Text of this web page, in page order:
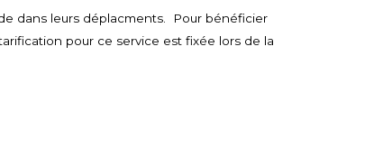
dans leurs déplacments. Pour bénéficier
pour ce service est fixée lors de la